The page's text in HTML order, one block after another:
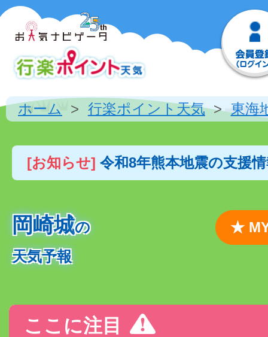
ホーム 行楽ポイント天気 東海
[お知らせ] 令和8年熊本地震の支援
岡崎城の
天気予報
★
ここに注目